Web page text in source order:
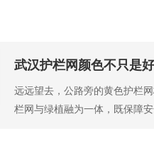
武汉护栏网颜色不只是
远远望去，公路旁的黄色护栏
栏网与绿植融为一体，既保障